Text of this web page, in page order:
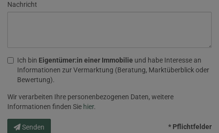
Nachricht
Ich bin Eigentümer:in einer Immobilie und habe Interesse an
Informationen zur Vermarktung (Beratung, Marktüberblick oder
Bewertung).
Wir verarbeiten Ihre personenbezogenen Daten, weitere
Informationen finden Sie hier.
Senden * Pflichtfelder